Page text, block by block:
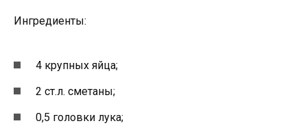
Ингредиенты:
4 крупных яйца;
2 ст.л. сметаны;
0,5 головки лука;